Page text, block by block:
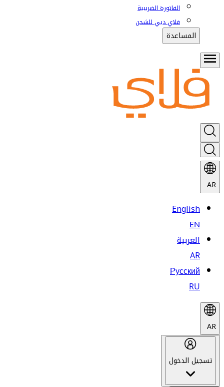
الفاتورة الضريبية
فلاي دبي للشحن
المساعدة
AR
English
EN
العربية
AR
Русский
RU
AR
تسجيل الدخول